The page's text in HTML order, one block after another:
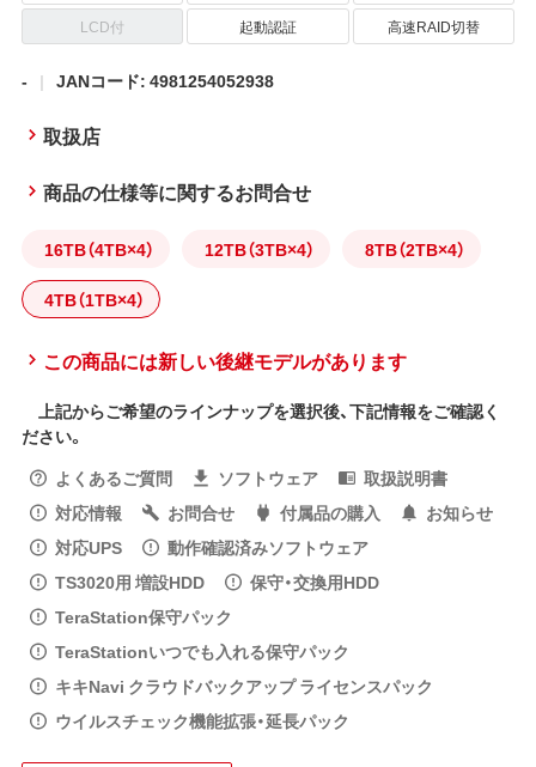
LCD付
起動認証 高速RAID切替
- JANコード: 4981254052938
取扱店
商品の仕様等に関するお問合せ
16TB（4TB×4） 12TB（3TB×4） 8TB（2TB×4）
4TB（1TB×4）
この商品には新しい後継モデルがあります
上記からご希望のラインナップを選択後、下記情報をご確認く
ださい。
よくあるご質問
ソフトウェア
取扱説明書
対応情報
お問合せ 付属品の購入
お知らせ
対応UPS
動作確認済みソフトウェア
TS3020用 増設HDD
保守・交換用HDD
TeraStation保守パック
TeraStationいつでも入れる保守パック
キキNavi クラウドバックアップ ライセンスパック
ウイルスチェック機能拡張・延長パック